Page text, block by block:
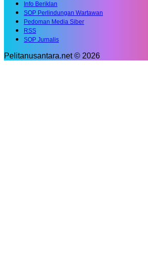
Info Beriklan
SOP Perlindungan Wartawan
Pedoman Media Siber
RSS
SOP Jurnalis
Pelitanusantara.net © 2026